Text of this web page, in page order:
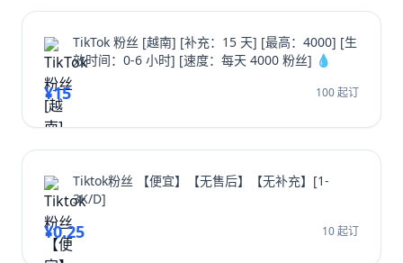
TikTok 粉丝 [越南] [补充：15 天] [最高：4000] [生
效时间：0-6 小时] [速度：每天 4000 粉丝] 💧
¥15 100 起订
Tiktok粉丝 【便宜】【无售后】【无补充】[1-
3K/D]
¥0.25 10 起订